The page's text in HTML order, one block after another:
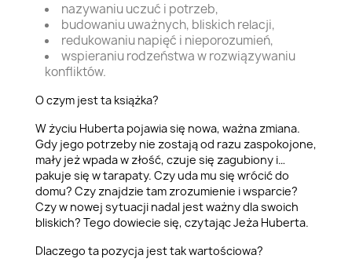
nazywaniu uczuć i potrzeb,
budowaniu uważnych, bliskich relacji,
redukowaniu napięć i nieporozumień,
wspieraniu rodzeństwa w rozwiązywaniu
konfliktów.
O czym jest ta książka?
W życiu Huberta pojawia się nowa, ważna zmiana.
Gdy jego potrzeby nie zostają od razu zaspokojone,
mały jeż wpada w złość, czuje się zagubiony i…
pakuje się w tarapaty. Czy uda mu się wrócić do
domu? Czy znajdzie tam zrozumienie i wsparcie?
Czy w nowej sytuacji nadal jest ważny dla swoich
bliskich? Tego dowiecie się, czytając Jeża Huberta.
Dlaczego ta pozycja jest tak wartościowa?